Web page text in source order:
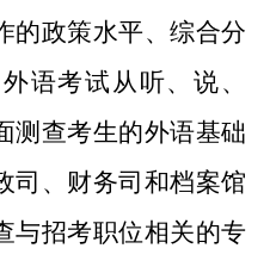
的政策水平、综合分
语考试从听、说、
测查考生的外语基础
司、财务司和档案馆
与招考职位相关的专